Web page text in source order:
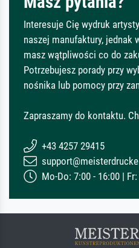
Interesuje Cię wydruk
naszej manufaktury, jednak
masz wątpliwości co do
Potrzebujesz porady przy
nośnika lub pomocy przy
Zapraszamy do kontaktu.
+43 4257 29415
Mo-Do: 7:00 - 16:00 |